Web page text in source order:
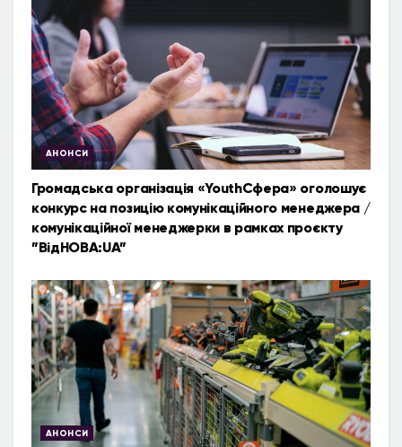
АНОНСИ
Громадська організація «YouthСфера» оголошує
конкурс на позицію комунікаційного менеджера /
комунікаційної менеджерки в рамках проєкту
”ВідНОВА:UA”
АНОНСИ